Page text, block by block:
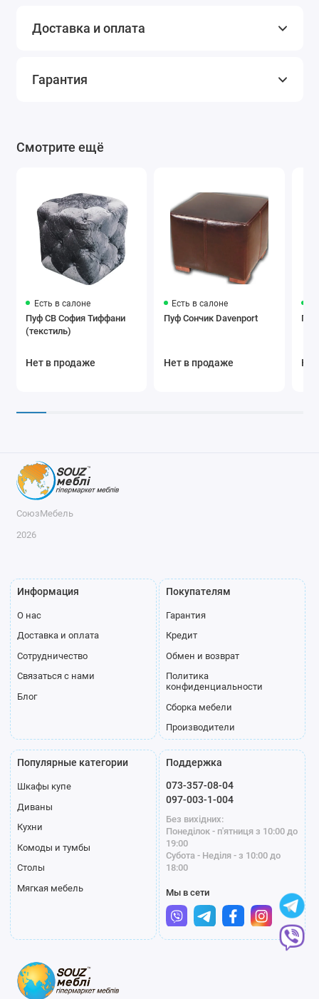
Доставка и оплата
Гарантия
Смотрите ещё
Есть в салоне
Пуф СВ София Тиффани
(текстиль)
Нет в продаже
Есть в салоне
Пуф Сончик Davenport
Нет в продаже
СоюзМебель
2026
Информация
О нас
Доставка и оплата
Сотрудничество
Связаться с нами
Блог
Покупателям
Гарантия
Кредит
Обмен и возврат
Политика
конфиденциальности
Сборка мебели
Производители
Популярные категории
Шкафы купе
Диваны
Кухни
Комоды и тумбы
Столы
Мягкая мебель
Поддержка
073-357-08-04
097-003-1-004
Без вихідних:
Понеділок - п'ятниця з 10:00 до
19:00
Субота - Неділя - з 10:00 до
18:00
Мы в сети